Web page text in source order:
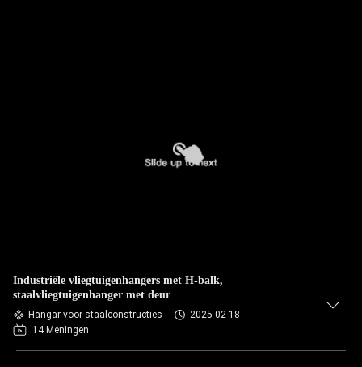
Industriële vliegtuigenhangers met H-balk,
staalvliegtuigenhanger met deur
Hangar voor staalconstructies
2025-02-18
14 Meningen